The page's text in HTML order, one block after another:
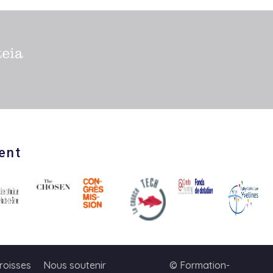
Nous soutenir © Formation-